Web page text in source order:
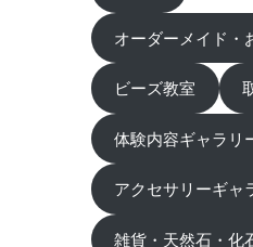
オーダーメイド・
ビーズ教室
体験内容ギャラリ
アクセサリーギャ
雑貨・天然石・化